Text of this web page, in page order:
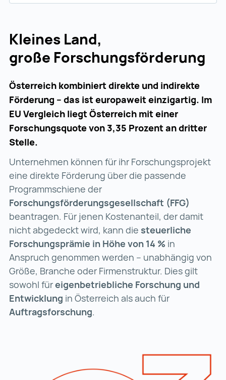
Kleines Land,
große Forschungsförderung
Österreich kombiniert direkte und indirekte
Förderung – das ist europaweit einzigartig. Im
EU Vergleich liegt Österreich mit einer
Forschungsquote von 3,35 Prozent an dritter
Stelle.
Unternehmen können für ihr Forschungsprojekt
eine direkte Förderung über die passende
Programmschiene der
Forschungsförderungsgesellschaft (FFG)
beantragen. Für jenen Kostenanteil, der damit
nicht abgedeckt wird, kann die steuerliche
Forschungsprämie in Höhe von 14 % in
Anspruch genommen werden – unabhängig von
Größe, Branche oder Firmenstruktur. Dies gilt
sowohl füreigenbetriebliche Forschung und
Entwicklung in Österreich als auch für
Auftragsforschung.